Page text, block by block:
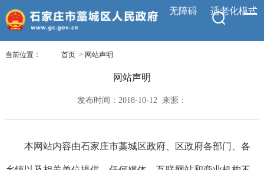
无障碍 适老化模式
当前位置： 首页> 网站声明
网站声明
发布时间：2018-10-12 来源：
本网站内容由石家庄市藁城区政府、区政府各部门、各